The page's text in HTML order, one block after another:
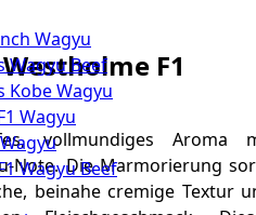
Wagyu
Wagyu Beef
Kobe Wagyu
Wagyu
Wagyu Beef
F1
vollmundiges Aroma
Note. Die Marmorierung
beinahe cremige Textur